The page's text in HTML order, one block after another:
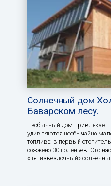
Солнечный дом
Баварском лесу.
Необычный дом привлекает
удивляются необычайно
топливе: в первый
сожжено 30 поленьев. Это
«пятизвездочный»